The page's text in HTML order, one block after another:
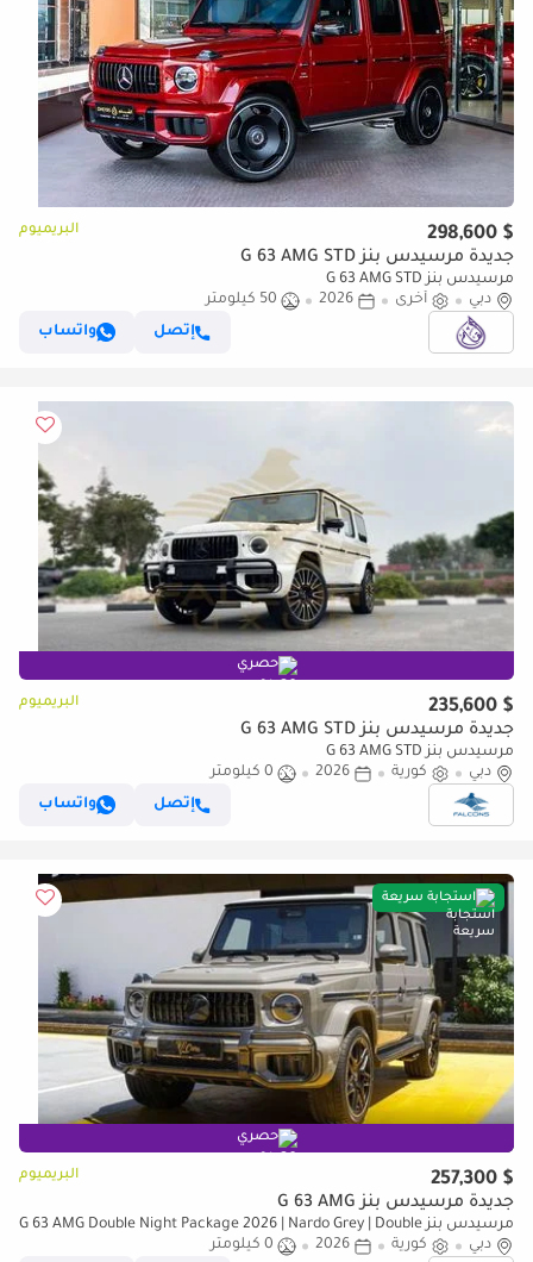
$ 298,600 البريميوم
جديدة مرسيدس بنز G 63 AMG STD
مرسيدس بنز G 63 AMG STD
دبي
أخرى 2026
50 كيلومتر
إتصل
واتساب
حصري
$ 235,600 البريميوم
جديدة مرسيدس بنز G 63 AMG STD
مرسيدس بنز G 63 AMG STD
دبي
كورية 2026
0 كيلومتر
إتصل
واتساب
استجابة سريعة
حصري
$ 257,300 البريميوم
جديدة مرسيدس بنز G 63 AMG
مرسيدس بنز G 63 AMG Double Night Package 2026 | Nardo Grey | Double
Night Package | 4.0L V8 Biturbo
دبي كورية 2026 0 كيلومتر